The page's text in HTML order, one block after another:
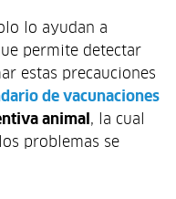
lo ayudan a
permite detectar
estas precauciones
de vacunaciones
animal , la cual
problemas se